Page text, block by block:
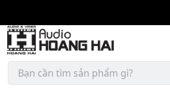
content
Tìm
kiếm: